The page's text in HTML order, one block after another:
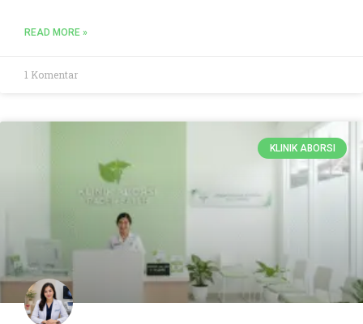
READ MORE »
1 Komentar
KLINIK ABORSI